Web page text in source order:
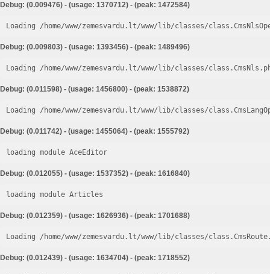
Debug: (0.009476) - (usage: 1370712) - (peak: 1472584)
Loading /home/www/zemesvardu.lt/www/lib/classes/
Debug: (0.009803) - (usage: 1393456) - (peak: 1489496)
Loading /home/www/zemesvardu.lt/www/lib/classes/
Debug: (0.011598) - (usage: 1456800) - (peak: 1538872)
Loading /home/www/zemesvardu.lt/www/lib/classes/
Debug: (0.011742) - (usage: 1455064) - (peak: 1555792)
loading module AceEditor
Debug: (0.012055) - (usage: 1537352) - (peak: 1616840)
loading module Articles
Debug: (0.012359) - (usage: 1626936) - (peak: 1701688)
Loading /home/www/zemesvardu.lt/www/lib/classes/
Debug: (0.012439) - (usage: 1634704) - (peak: 1718552)